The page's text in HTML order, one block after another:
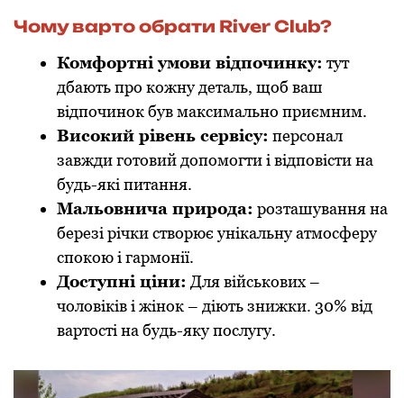
Чому варто обрати River Club?
Комфортні умови відпочинку: тут
дбають про кожну деталь, щоб ваш
відпочинок був максимально приємним.
Високий рівень сервісу: персонал
завжди готовий допомогти і відповісти на
будь-які питання.
Мальовнича природа: розташування на
березі річки створює унікальну атмосферу
спокою і гармонії.
Доступні ціни: Для військових –
чоловіків і жінок – діють знижки. 30% від
вартості на будь-яку послугу.